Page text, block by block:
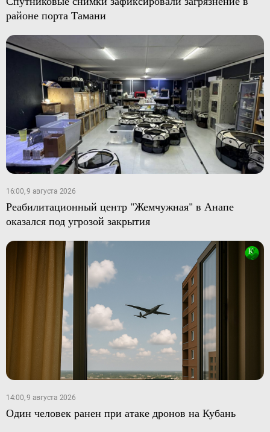
районе порта Тамани
16:00, 9 августа 2026
Реабилитационный центр "Жемчужная" в Анапе
оказался под угрозой закрытия
14:00, 9 августа 2026
Один человек ранен при атаке дронов на Кубань